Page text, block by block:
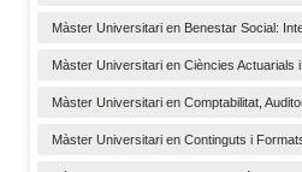
Màster Universitari en Benestar Social:
Màster Universitari en Ciències Actuarials
Màster Universitari en Comptabilitat,
Màster Universitari en Continguts i